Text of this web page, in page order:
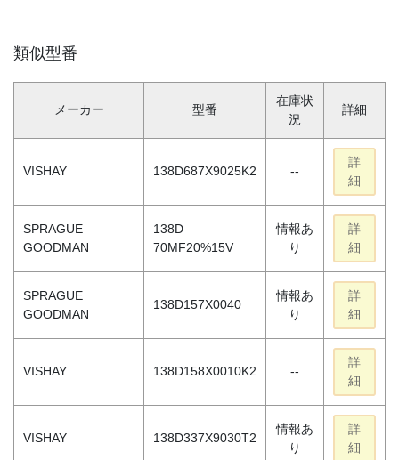
類似型番
メーカー 型番
在庫状
況
詳細
VISHAY 138D687X9025K2 --
詳
細
SPRAGUE
GOODMAN
138D
70MF20%15V
情報あ
り
詳
細
SPRAGUE
GOODMAN
138D157X0040
情報あ
り
詳
細
VISHAY 138D158X0010K2 --
詳
細
VISHAY 138D337X9030T2
情報あ
り
詳
細